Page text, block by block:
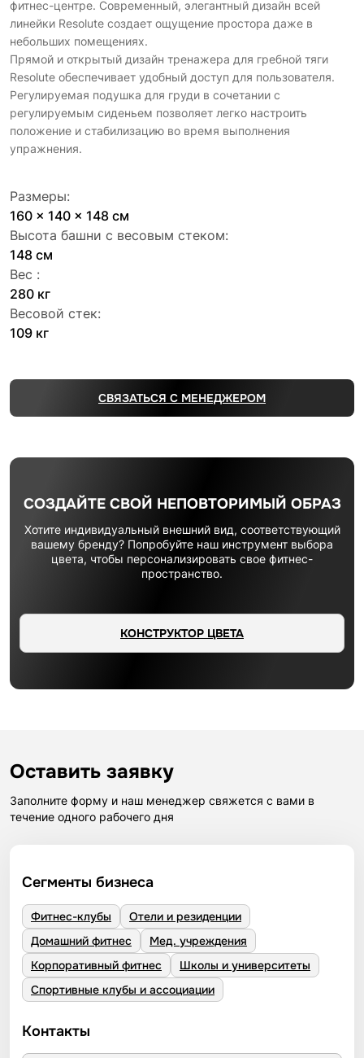
фитнес-центре. Современный, элегантный дизайн всей
линейки Resolute создает ощущение простора даже в
небольших помещениях.
Прямой и открытый дизайн тренажера для гребной тяги
Resolute обеспечивает удобный доступ для пользователя.
Регулируемая подушка для груди в сочетании с
регулируемым сиденьем позволяет легко настроить
положение и стабилизацию во время выполнения
упражнения.
Размеры:
160 x 140 x 148 см
Высота башни с весовым стеком:
148 см
Вес :
280 кг
Весовой стек:
109 кг
СВЯЗАТЬСЯ С МЕНЕДЖЕРОМ
СОЗДАЙТЕ СВОЙ НЕПОВТОРИМЫЙ ОБРАЗ
Хотите индивидуальный внешний вид, соответствующий
вашему бренду? Попробуйте наш инструмент выбора
цвета, чтобы персонализировать свое фитнес-
пространство.
КОНСТРУКТОР ЦВЕТА
Оставить заявку
Заполните форму и наш менеджер свяжется с вами в
течение одного рабочего дня
Сегменты бизнеса
Фитнес-клубы
Отели и резиденции
Домашний фитнес
Мед. учреждения
Корпоративный фитнес
Школы и университеты
Спортивные клубы и ассоциации
Контакты